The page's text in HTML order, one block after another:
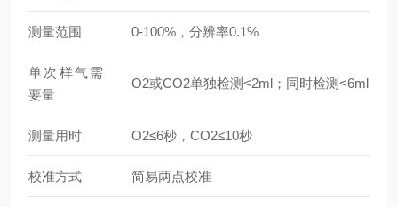
测量范围 0-100%，分辨率0.1%
单次样气需
要量
O2或CO2单独检测<2ml；同时检测<6ml
测量用时 O2≤6秒，CO2≤10秒
校准方式 简易两点校准